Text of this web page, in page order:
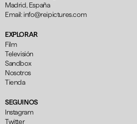
Madrid, España
Email: info@reipictures.com
EXPLORAR
Film
Televisión
Sandbox
Nosotros
Tienda
SEGUINOS
Instagram
Twitter